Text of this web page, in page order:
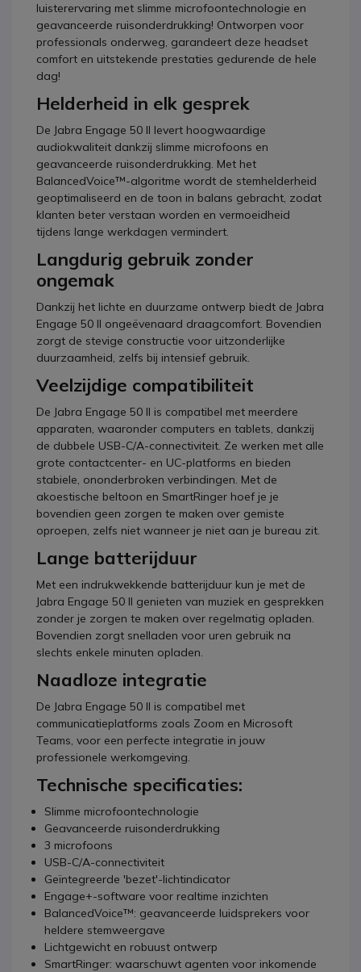
luisterervaring met slimme microfoontechnologie en
geavanceerde ruisonderdrukking! Ontworpen voor
professionals onderweg, garandeert deze headset
comfort en uitstekende prestaties gedurende de hele
dag!
Helderheid in elk gesprek
De Jabra Engage 50 II levert hoogwaardige
audiokwaliteit dankzij slimme microfoons en
geavanceerde ruisonderdrukking. Met het
BalancedVoice™-algoritme wordt de stemhelderheid
geoptimaliseerd en de toon in balans gebracht, zodat
klanten beter verstaan worden en vermoeidheid
tijdens lange werkdagen vermindert.
Langdurig gebruik zonder
ongemak
Dankzij het lichte en duurzame ontwerp biedt de Jabra
Engage 50 II ongeëvenaard draagcomfort. Bovendien
zorgt de stevige constructie voor uitzonderlijke
duurzaamheid, zelfs bij intensief gebruik.
Veelzijdige compatibiliteit
De Jabra Engage 50 II is compatibel met meerdere
apparaten, waaronder computers en tablets, dankzij
de dubbele USB-C/A-connectiviteit. Ze werken met alle
grote contactcenter- en UC-platforms en bieden
stabiele, ononderbroken verbindingen. Met de
akoestische beltoon en SmartRinger hoef je je
bovendien geen zorgen te maken over gemiste
oproepen, zelfs niet wanneer je niet aan je bureau zit.
Lange batterijduur
Met een indrukwekkende batterijduur kun je met de
Jabra Engage 50 II genieten van muziek en gesprekken
zonder je zorgen te maken over regelmatig opladen.
Bovendien zorgt snelladen voor uren gebruik na
slechts enkele minuten opladen.
Naadloze integratie
De Jabra Engage 50 II is compatibel met
communicatieplatforms zoals Zoom en Microsoft
Teams, voor een perfecte integratie in jouw
professionele werkomgeving.
Technische specificaties:
Slimme microfoontechnologie
Geavanceerde ruisonderdrukking
3 microfoons
USB-C/A-connectiviteit
Geïntegreerde 'bezet'-lichtindicator
Engage+-software voor realtime inzichten
BalancedVoice™: geavanceerde luidsprekers voor
heldere stemweergave
Lichtgewicht en robuust ontwerp
SmartRinger: waarschuwt agenten voor inkomende